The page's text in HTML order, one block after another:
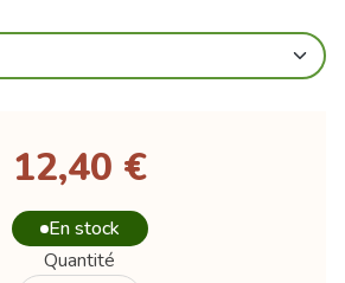
12,40 €
En stock
Quantité